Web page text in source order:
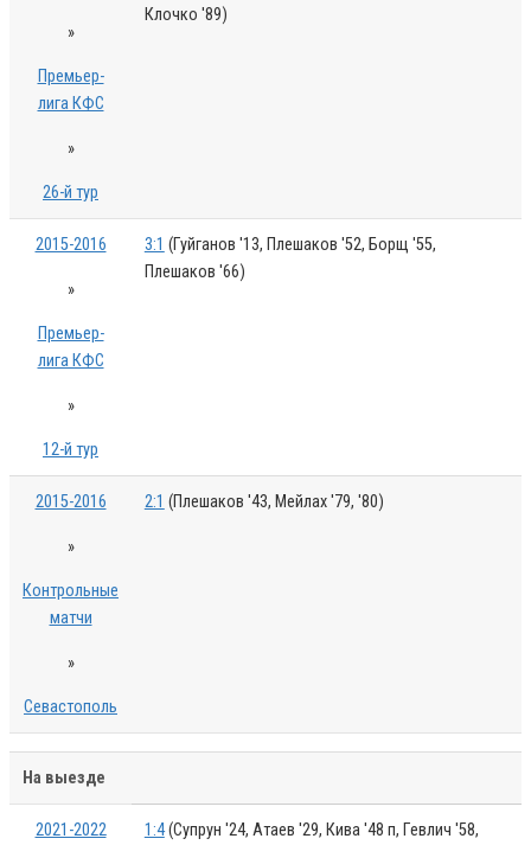
»
Премьер-
лига КФС
»
26-й тур
Клочко '89)
2015-2016
»
Премьер-
лига КФС
»
12-й тур
3:1 (Гуйганов '13, Плешаков '52, Борщ '55,
Плешаков '66)
2015-2016
»
Контрольные
матчи
»
Севастополь
2:1 (Плешаков '43, Мейлах '79, '80)
На выезде
2021-2022 1:4(Супрун '24, Атаев '29, Кива '48 п, Гевлич '58,